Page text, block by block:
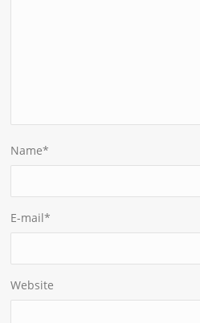
Name*
E-mail*
Website